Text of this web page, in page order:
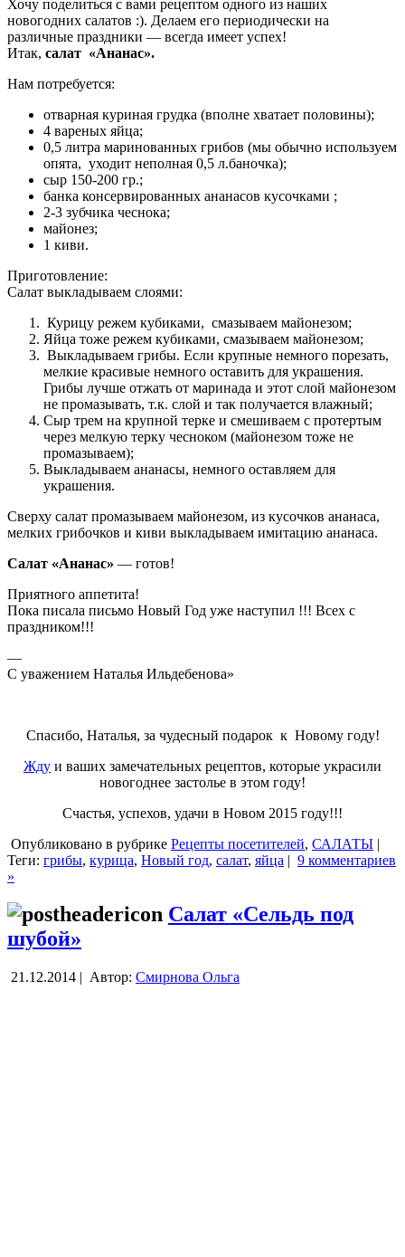
Хочу поделиться с вами рецептом одного из наших
новогодних салатов :). Делаем его периодически на
различные праздники — всегда имеет успех!
Итак, салат «Ананас».
Нам потребуется:
отварная куриная грудка (вполне хватает половины);
4 вареных яйца;
0,5 литра маринованных грибов (мы обычно используем
опята, уходит неполная 0,5 л.баночка);
сыр 150-200 гр.;
банка консервированных ананасов кусочками ;
2-3 зубчика чеснока;
майонез;
1 киви.
Приготовление:
Салат выкладываем слоями:
Курицу режем кубиками, смазываем майонезом;
Яйца тоже режем кубиками, смазываем майонезом;
Выкладываем грибы. Если крупные немного порезать,
мелкие красивые немного оставить для украшения.
Грибы лучше отжать от маринада и этот слой майонезом
не промазывать, т.к. слой и так получается влажный;
Сыр трем на крупной терке и смешиваем с протертым
через мелкую терку чесноком (майонезом тоже не
промазываем);
Выкладываем ананасы, немного оставляем для
украшения.
Сверху салат промазываем майонезом, из кусочков ананаса,
мелких грибочков и киви выкладываем имитацию ананаса.
Салат «Ананас» — готов!
Приятного аппетита!
Пока писала письмо Новый Год уже наступил !!! Всех с
праздником!!!
—
С уважением Наталья Ильдебенова»
Спасибо, Наталья, за чудесный подарок к Новому году!
Жду и ваших замечательных рецептов, которые украсили
новогоднее застолье в этом году!
Счастья, успехов, удачи в Новом 2015 году!!!
Опубликовано в рубрике Рецепты посетителей, САЛАТЫ |
Теги: грибы, курица, Новый год, салат, яйца | 9 комментариев
»
Салат «Сельдь под
шубой»
21.12.2014 | Автор: Смирнова Ольга